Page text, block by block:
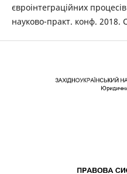
євроінтеграційних
науково-практ. конф. 2018.